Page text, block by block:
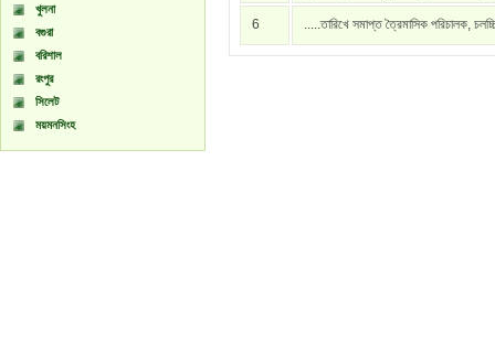
খুলনা
বগুরা
বরিশাল
রংপুর
সিলেট
ময়মনসিংহ
6 .....তারিখে সমাপ্ত ত্রৈমাসিক পরিচালক,